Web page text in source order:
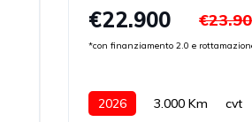
€22.900
*con finanziamento 2.0 e
2026 3.000 Km
cvt